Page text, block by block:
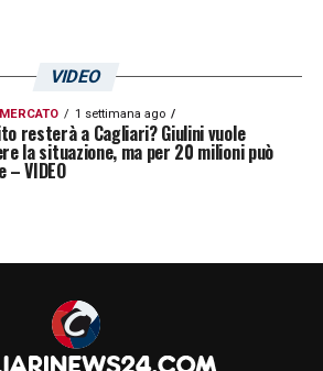
VIDEO
1 settimana ago
resterà a Cagliari? Giulini vuole
la situazione, ma per 20 milioni può
VIDEO